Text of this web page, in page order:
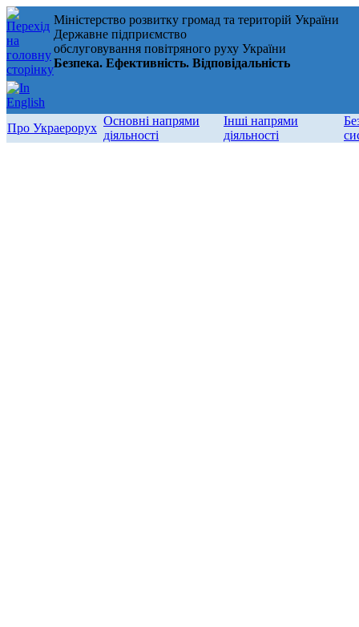
Міністерство розвитку громад та територій України
Державне підприємство
обслуговування повітряного руху України
Безпека. Ефективність. Відповідальність
Про Украерорух
Основні напрями
діяльності
Інші напрями
діяльності